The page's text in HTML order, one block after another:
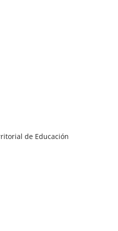
de Educación